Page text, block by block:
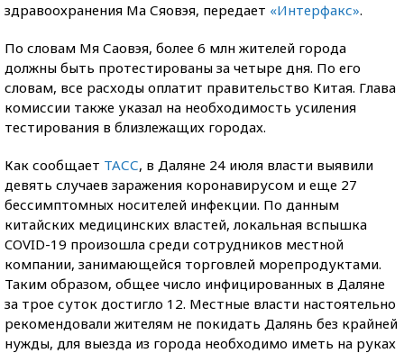
здравоохранения Ма Сяовэя, передает «Интерфакс».
По словам Мя Саовэя, более 6 млн жителей города
должны быть протестированы за четыре дня. По его
словам, все расходы оплатит правительство Китая. Глава
комиссии также указал на необходимость усиления
тестирования в близлежащих городах.
Как сообщает ТАСС, в Даляне 24 июля власти выявили
девять случаев заражения коронавирусом и еще 27
бессимптомных носителей инфекции. По данным
китайских медицинских властей, локальная вспышка
COVID-19 произошла среди сотрудников местной
компании, занимающейся торговлей морепродуктами.
Таким образом, общее число инфицированных в Даляне
за трое суток достигло 12. Местные власти настоятельно
рекомендовали жителям не покидать Далянь без крайней
нужды, для выезда из города необходимо иметь на руках